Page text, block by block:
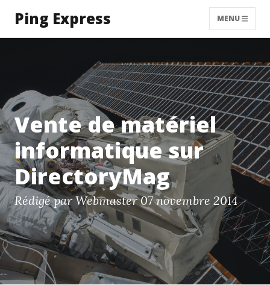
Ping Express MENU
Vente de matériel
informatique sur
DirectoryMag
Rédigé par Webmaster07 novembre 2014